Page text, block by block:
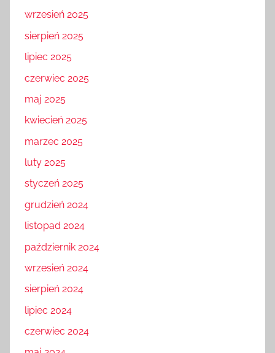
wrzesień 2025
sierpień 2025
lipiec 2025
czerwiec 2025
maj 2025
kwiecień 2025
marzec 2025
luty 2025
styczeń 2025
grudzień 2024
listopad 2024
październik 2024
wrzesień 2024
sierpień 2024
lipiec 2024
czerwiec 2024